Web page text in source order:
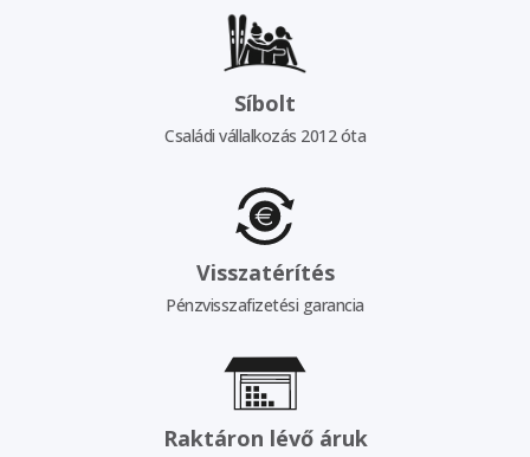
Síbolt
Családi vállalkozás 2012 óta
Visszatérítés
Pénzvisszafizetési garancia
Raktáron lévő áruk